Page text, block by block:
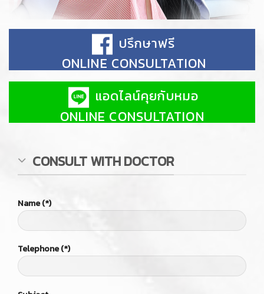
Telephone (*)
Branch
Lively Clinic, Sukumvit 39